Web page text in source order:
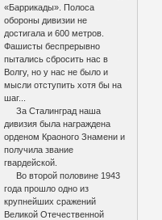
«Баррикады». Полоса
обороны дивизии не
достигала и 600 метров.
Фашисты беспрерывно
пытались сбросить нас в
Волгу, но у нас не было и
мысли отступить хотя бы на
шаг...
За Сталинград наша
дивизия была награждена
орденом Краоного Знамени и
получила звание
гвардейской.
Во второй половине 1943
года прошло одно из
крупнейших сражений
Великой Отечественной